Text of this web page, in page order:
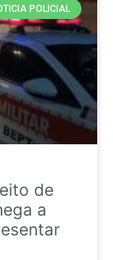
POLICIAL
de
a